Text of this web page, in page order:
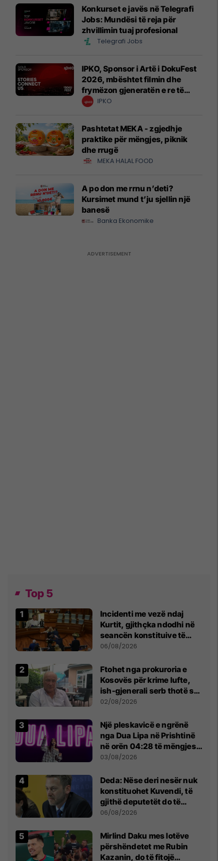
Konkurset e javës në Telegrafi
Jobs: Mundësi të reja për
zhvillimin tuaj profesional
Telegrafi Jobs
IPKO, Sponsor i Artë i DokuFest
2026, mbështet filmin dhe
frymëzon gjeneratën e re të
krijuesve
IPKO
Pashtetat MEKA - zgjedhje
praktike për mëngjes, piknik
dhe rrugë
MEKA HALAL FOOD
A po don me rrnu n’deti?
Kursimet mund t’ju sjellin një
banesë
Banka Ekonomike
Top 5
Incidenti me vezë ndaj
Kurtit, gjithçka ndodhi në
seancën konstituive të
Kuvendit
06/08/2026
Ftohet nga prokuroria e
Kosovës për krime lufte,
ish-gjenerali serb thotë se
dikush e tradhtoi në
02/08/2026
Një pleskavicë e ngrënë
nga Dua Lipa në Prishtinë
në orën 04:28 të mëngjesit
- dhe bota digjitale serbe
03/08/2026
Deda: Nëse deri nesër nuk
konstituohet Kuvendi, të
gjithë deputetët do të
bëjnë shkelje të rëndë
06/08/2026
Mirlind Daku mes lotëve
përshëndetet me Rubin
Kazanin, do të fitojë